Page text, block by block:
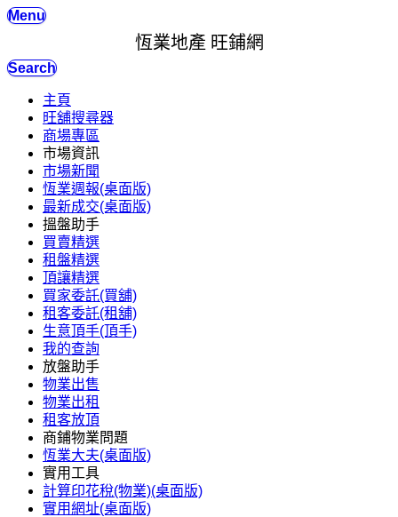
Menu
恆業地產 旺鋪網
Search
主頁
旺舖搜尋器
商場專區
市場資訊
市場新聞
恆業週報(桌面版)
最新成交(桌面版)
搵盤助手
買賣精選
租盤精選
頂讓精選
買家委託(買舖)
租客委託(租舖)
生意頂手(頂手)
我的查詢
放盤助手
物業出售
物業出租
租客放頂
商鋪物業問題
恆業大夫(桌面版)
實用工具
計算印花稅(物業)(桌面版)
實用網址(桌面版)